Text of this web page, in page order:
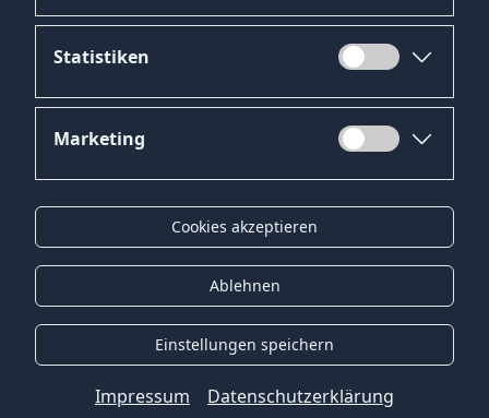
Statistiken
Marketing
Cookies akzeptieren
Ablehnen
Einstellungen speichern
Impressum Datenschutzerklärung
Jetzt bewerben
Datenschutz
Impressum
Kontakt
Gender-Hinweis
© 2026 Onyx Consulting GmbH